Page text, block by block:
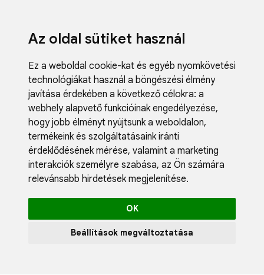
Az oldal sütiket használ
Ez a weboldal cookie-kat és egyéb nyomkövetési
technológiákat használ a böngészési élmény
javítása érdekében a következő célokra: a
webhely alapvető funkcióinak engedélyezése,
hogy jobb élményt nyújtsunk a weboldalon,
termékeink és szolgáltatásaink iránti
érdeklődésének mérése, valamint a marketing
interakciók személyre szabása, az Ön számára
relevánsabb hirdetések megjelenítése.
OK
Beállítások megváltoztatása
Blog